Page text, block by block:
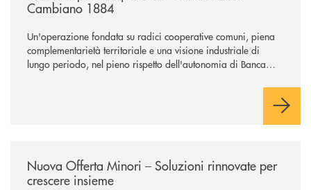
Cambiano 1884
Un'operazione fondata su radici cooperative comuni, piena
complementarietà territoriale e una visione industriale di
lungo periodo, nel pieno rispetto dell'autonomia di Banca
negoziazione esclusiva per la finalizzazione dell’operazione.
Nuova Offerta Minori – Soluzioni rinnovate per
crescere insieme